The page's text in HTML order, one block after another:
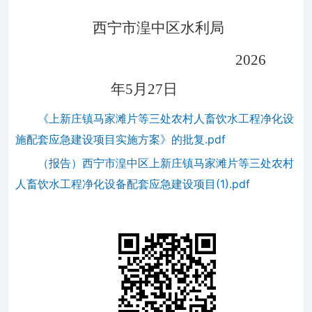
西宁市湟中区水利局
2026
年5 月 27 日
《上新庄镇马家滩片等三处农村人畜饮水工程净化设
施配套应急建设项目实施方案》的批复.pdf
（报告）西宁市湟中区上新庄镇马家滩片等三处农村
人畜饮水工程净化设备配套应急建设项目(1).pdf